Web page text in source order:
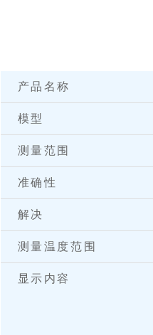
产品名称
模型
测量范围
准确性
解决
测量温度范围
显示内容